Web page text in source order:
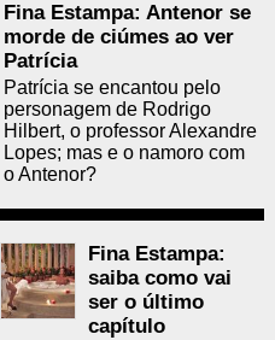
Fina Estampa: Antenor se
morde de ciúmes ao ver
Patrícia
Patrícia se encantou pelo
personagem de Rodrigo
Hilbert, o professor Alexandre
Lopes; mas e o namoro com
o Antenor?
Fina Estampa:
saiba como vai
ser o último
capítulo